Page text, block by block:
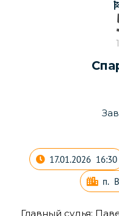
17.01.2026 16:30
п.
Главный судья: